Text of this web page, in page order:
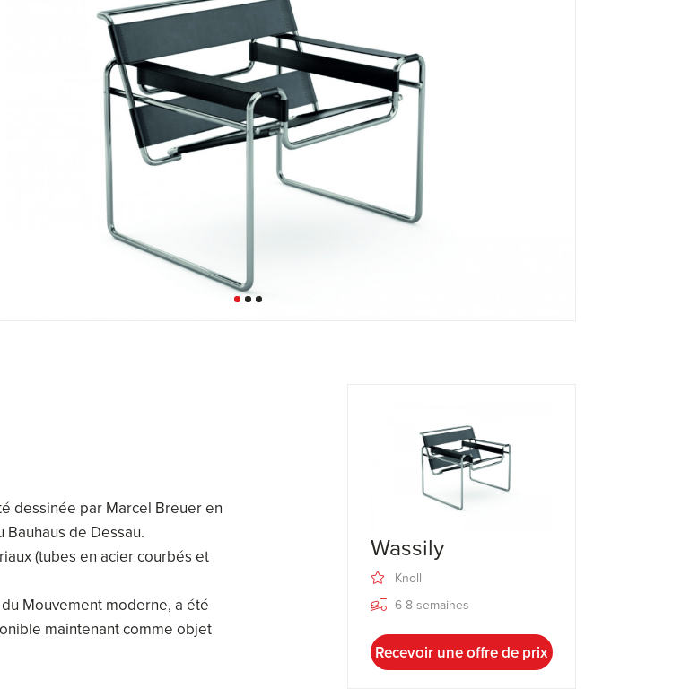
dessinée par Marcel Breuer en
Bauhaus de Dessau.
(tubes en acier courbés et
Mouvement moderne, a été
maintenant comme objet
Wassily
Knoll
6-8 semaines
Recevoir une offre de prix